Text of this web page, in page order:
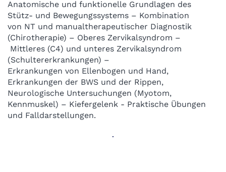
Anatomische und funktionelle Grundlagen des
Stütz- und Bewegungssystems – Kombination
von NT und manualtherapeutischer Diagnostik
(Chirotherapie) – Oberes Zervikalsyndrom –
Mittleres (C4) und unteres Zervikalsyndrom
(Schultererkrankungen) –
Erkrankungen von Ellenbogen und Hand,
Erkrankungen der BWS und der Rippen,
Neurologische Untersuchungen (Myotom,
Kennmuskel) – Kiefergelenk - Praktische Übungen
und Falldarstellungen.